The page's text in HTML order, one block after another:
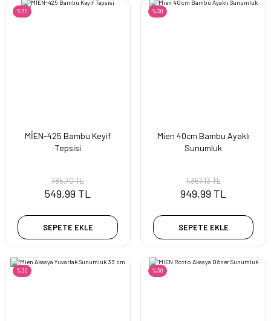
%30
MİEN-425 Bambu Keyif
Tepsisi
785,70 TL
549,99 TL
SEPETE EKLE
%30
Mien 40cm Bambu Ayaklı
Sunumluk
1.357,13 TL
949,99 TL
SEPETE EKLE
%30 %30